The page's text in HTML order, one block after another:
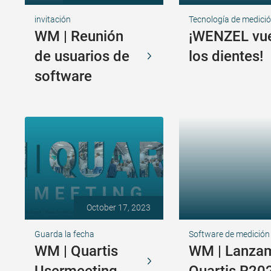
invitación
WM | Reunión
de usuarios de
software
Tecnología de
¡WENZEL
los dientes!
October 17, 2023
Guarda la fecha
WM | Quartis
Software de medición
WM |